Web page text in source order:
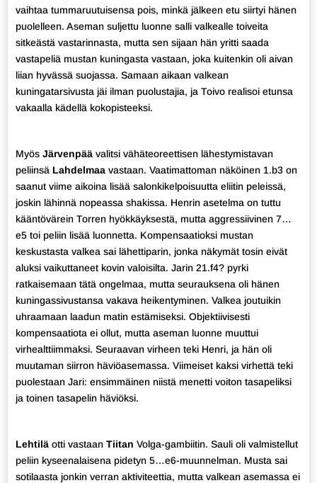
vaihtaa tummaruutuisensa pois, minkä jälkeen etu siirtyi hänen
puolelleen. Aseman suljettu luonne salli valkealle toiveita
sitkeästä vastarinnasta, mutta sen sijaan hän yritti saada
vastapeliä mustan kuningasta vastaan, joka kuitenkin oli aivan
liian hyvässä suojassa. Samaan aikaan valkean
kuningatarsivusta jäi ilman puolustajia, ja Toivo realisoi etunsa
vakaalla kädellä kokopisteeksi.
Myös Järvenpää valitsi vähäteoreettisen lähestymistavan
peliinsä Lahdelmaa vastaan. Vaatimattoman näköinen 1.b3 on
saanut viime aikoina lisää salonkikelpoisuutta eliitin peleissä,
joskin lähinnä nopeassa shakissa. Henrin asetelma on tuttu
kääntövärein Torren hyökkäyksestä, mutta aggressiivinen 7…
e5 toi peliin lisää luonnetta. Kompensaatioksi mustan
keskustasta valkea sai lähettiparin, jonka näkymät tosin eivät
aluksi vaikuttaneet kovin valoisilta. Jarin 21.f4? pyrki
ratkaisemaan tätä ongelmaa, mutta seurauksena oli hänen
kuningassivustansa vakava heikentyminen. Valkea joutuikin
uhraamaan laadun matin estämiseksi. Objektiivisesti
kompensaatiota ei ollut, mutta aseman luonne muuttui
virhealttiimmaksi. Seuraavan virheen teki Henri, ja hän oli
muutaman siirron häviöasemassa. Viimeiset kaksi virhettä teki
puolestaan Jari: ensimmäinen niistä menetti voiton tasapeliksi
ja toinen tasapelin häviöksi.
Lehtilä otti vastaan Tiitan Volga-gambiitin. Sauli oli valmistellut
peliin kyseenalaisena pidetyn 5…e6-muunnelman. Musta sai
sotilaasta jonkin verran aktiviteettia, mutta valkean asemassa ei